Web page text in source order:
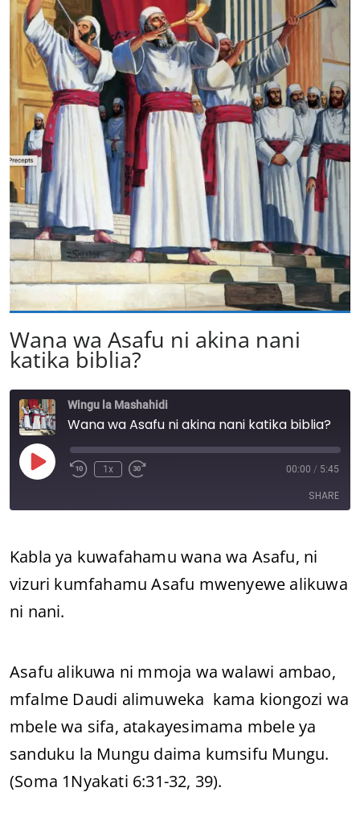
Wana wa Asafu ni akina nani
katika biblia?
Wingu la Mashahidi
Wana wa Asafu ni akina nani katika biblia?
Play
Episode
1x 00:00 / 5:45
SHARE
LINK
EMBED
Kabla ya kuwafahamu wana wa Asafu, ni
vizuri kumfahamu Asafu mwenyewe alikuwa
ni nani.
Asafu alikuwa ni mmoja wa walawi ambao,
mfalme Daudi alimuweka kama kiongozi wa
mbele wa sifa, atakayesimama mbele ya
sanduku la Mungu daima kumsifu Mungu.
(Soma 1Nyakati 6:31-32, 39).